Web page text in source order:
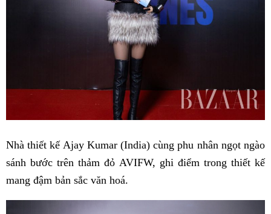
Nhà thiết kế Ajay Kumar (India) cùng phu nhân ngọt ngào
sánh bước trên thảm đỏ AVIFW, ghi điểm trong thiết kế
mang đậm bản sắc văn hoá.